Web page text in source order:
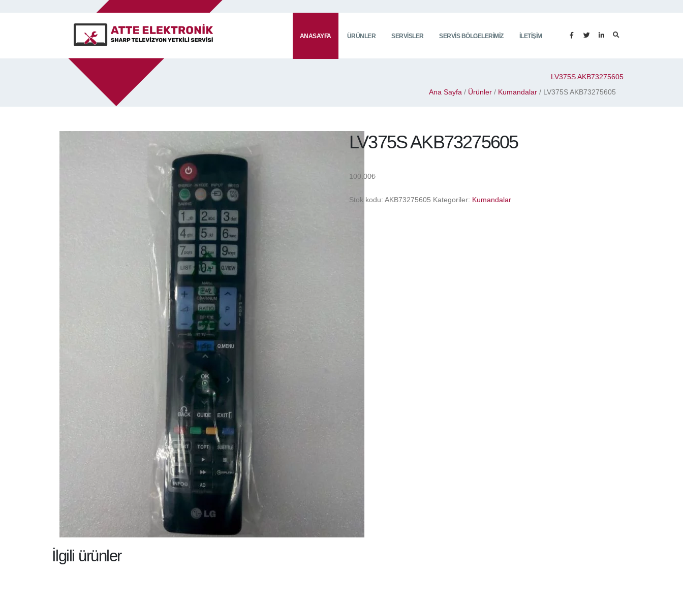
ANASAYFA ÜRÜNLER SERVISLER SERVIS BÖLGELERIMIZ İLETIŞIM
LV375S AKB73275605
Ana Sayfa / Ürünler / Kumandalar / LV375S AKB73275605
LV375S AKB73275605
100.00₺
Stok kodu: AKB73275605 Kategoriler: Kumandalar
İlgili ürünler